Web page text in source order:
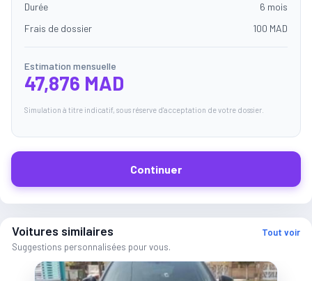
Durée
6 mois
Frais de dossier
100 MAD
Estimation mensuelle
47,876 MAD
Simulation à titre indicatif, sous réserve d'acceptation de votre dossier.
Continuer
Voitures similaires
Suggestions personnalisées pour vous.
Tout voir